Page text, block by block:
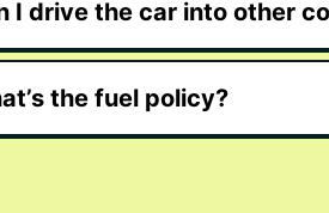
I drive the car into other
the fuel policy?